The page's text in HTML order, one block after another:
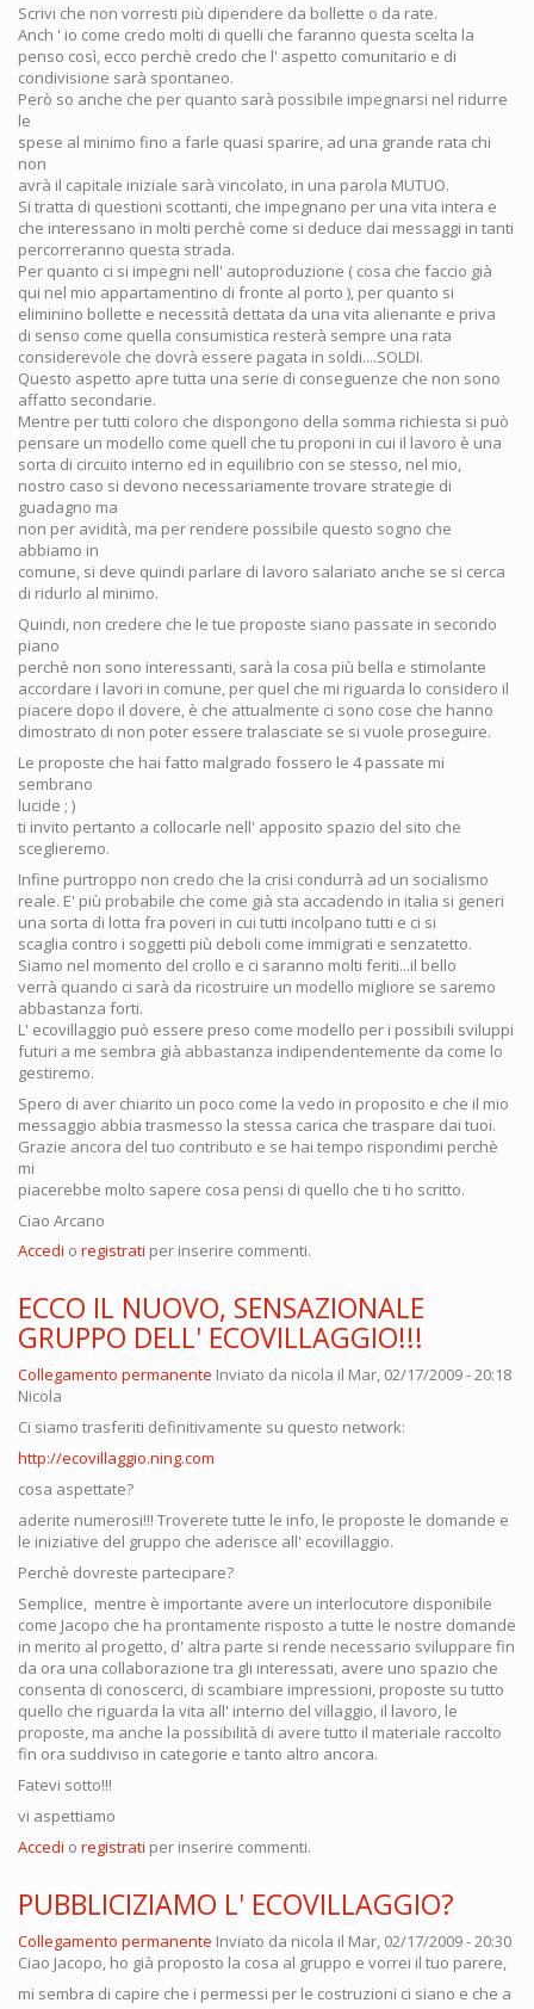
Scrivi che non vorresti più dipendere da bollette o da rate.
Anch ' io come credo molti di quelli che faranno questa scelta la
penso così, ecco perchè credo che l' aspetto comunitario e di
condivisione sarà spontaneo.
Però so anche che per quanto sarà possibile impegnarsi nel ridurre
le
spese al minimo fino a farle quasi sparire, ad una grande rata chi
non
avrà il capitale iniziale sarà vincolato, in una parola MUTUO.
Si tratta di questioni scottanti, che impegnano per una vita intera e
che interessano in molti perchè come si deduce dai messaggi in tanti
percorreranno questa strada.
Per quanto ci si impegni nell' autoproduzione ( cosa che faccio già
qui nel mio appartamentino di fronte al porto ), per quanto si
eliminino bollette e necessità dettata da una vita alienante e priva
di senso come quella consumistica resterà sempre una rata
considerevole che dovrà essere pagata in soldi....SOLDI.
Questo aspetto apre tutta una serie di conseguenze che non sono
affatto secondarie.
Mentre per tutti coloro che dispongono della somma richiesta si può
pensare un modello come quell che tu proponi in cui il lavoro è una
sorta di circuito interno ed in equilibrio con se stesso, nel mio,
nostro caso si devono necessariamente trovare strategie di
guadagno ma
non per avidità, ma per rendere possibile questo sogno che
abbiamo in
comune, si deve quindi parlare di lavoro salariato anche se si cerca
di ridurlo al minimo.
Quindi, non credere che le tue proposte siano passate in secondo
piano
perchè non sono interessanti, sarà la cosa più bella e stimolante
accordare i lavori in comune, per quel che mi riguarda lo considero il
piacere dopo il dovere, è che attualmente ci sono cose che hanno
dimostrato di non poter essere tralasciate se si vuole proseguire.
Le proposte che hai fatto malgrado fossero le 4 passate mi
sembrano
lucide ; )
ti invito pertanto a collocarle nell' apposito spazio del sito che
sceglieremo.
Infine purtroppo non credo che la crisi condurrà ad un socialismo
reale. E' più probabile che come già sta accadendo in italia si generi
una sorta di lotta fra poveri in cui tutti incolpano tutti e ci si
scaglia contro i soggetti più deboli come immigrati e senzatetto.
Siamo nel momento del crollo e ci saranno molti feriti...il bello
verrà quando ci sarà da ricostruire un modello migliore se saremo
abbastanza forti.
L' ecovillaggio può essere preso come modello per i possibili sviluppi
futuri a me sembra già abbastanza indipendentemente da come lo
gestiremo.
Spero di aver chiarito un poco come la vedo in proposito e che il mio
messaggio abbia trasmesso la stessa carica che traspare dai tuoi.
Grazie ancora del tuo contributo e se hai tempo rispondimi perchè
mi
piacerebbe molto sapere cosa pensi di quello che ti ho scritto.
Ciao Arcano
Accedi o registrati per inserire commenti.
ECCO IL NUOVO, SENSAZIONALE
GRUPPO DELL' ECOVILLAGGIO!!!
Collegamento permanente Inviato da nicola il Mar, 02/17/2009 - 20:18
Nicola
Ci siamo trasferiti definitivamente su questo network:
http://ecovillaggio.ning.com
cosa aspettate?
aderite numerosi!!! Troverete tutte le info, le proposte le domande e
le iniziative del gruppo che aderisce all' ecovillaggio.
Perchè dovreste partecipare?
Semplice, mentre è importante avere un interlocutore disponibile
come Jacopo che ha prontamente risposto a tutte le nostre domande
in merito al progetto, d' altra parte si rende necessario sviluppare fin
da ora una collaborazione tra gli interessati, avere uno spazio che
consenta di conoscerci, di scambiare impressioni, proposte su tutto
quello che riguarda la vita all' interno del villaggio, il lavoro, le
proposte, ma anche la possibilità di avere tutto il materiale raccolto
fin ora suddiviso in categorie e tanto altro ancora.
Fatevi sotto!!!
vi aspettiamo
Accedi o registrati per inserire commenti.
PUBBLICIZIAMO L' ECOVILLAGGIO?
Collegamento permanente Inviato da nicola il Mar, 02/17/2009 - 20:30
Ciao Jacopo, ho già proposto la cosa al gruppo e vorrei il tuo parere,
mi sembra di capire che i permessi per le costruzioni ci siano e che a